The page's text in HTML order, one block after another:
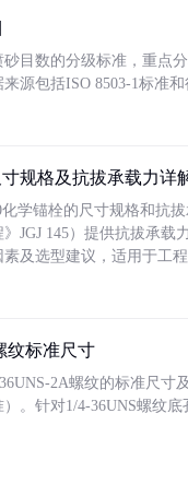
目数的分级标准，重点
源包括ISO 8503-1标准
规格及抗拔承载力详
学锚栓的尺寸规格和抗
JGJ 145）提供抗拔承
及选型建议，适用于工程
纹标准尺寸
2A螺纹的标准尺
）。针对1/4-36UNS螺纹